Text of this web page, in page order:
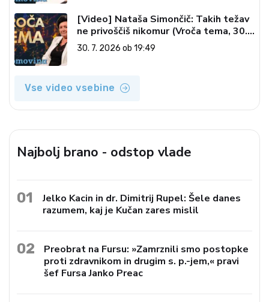
[Video] Nataša Simončič: Takih težav
ne privoščiš nikomur (Vroča tema, 30.
7. 2026)
30. 7. 2026 ob 19:49
Vse video vsebine
Najbolj brano - odstop vlade
01
Jelko Kacin in dr. Dimitrij Rupel: Šele danes
razumem, kaj je Kučan zares mislil
02
Preobrat na Fursu: »Zamrznili smo postopke
proti zdravnikom in drugim s. p.-jem,« pravi
šef Fursa Janko Preac